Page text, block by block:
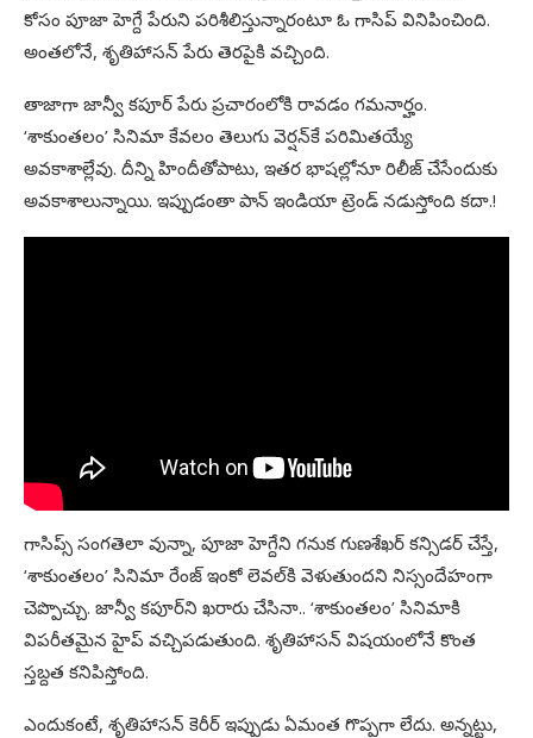
కోసం పూజా హెగ్దే పేరుని పరిశీలిస్తున్నారంటూ ఓ గాసిప్‌ వినిపించింది.
అంతలోనే, శృతిహాసన్‌ పేరు తెరపైకి వచ్చింది.
తాజాగా జాన్వీ కపూర్‌ పేరు ప్రచారంలోకి రావడం గమనార్హం.
‘శాకుంతలం’ సినిమా కేవలం తెలుగు వెర్షన్‌కే పరిమితయ్యే
అవకాశాల్లేవు. దీన్ని హిందీతోపాటు, ఇతర భాషల్లోనూ రిలీజ్‌ చేసేందుకు
అవకాశాలున్నాయి. ఇప్పుడంతా పాన్‌ ఇండియా ట్రెండ్‌ నడుస్తోంది కదా.!
గాసిప్స్‌ సంగతెలా వున్నా, పూజా హెగ్దేని గనుక గుణశేఖర్‌ కన్సిడర్‌ చేస్తే,
‘శాకుంతలం’ సినిమా రేంజ్‌ ఇంకో లెవల్‌కి వెళుతుందని నిస్సందేహంగా
చెప్పొచ్చు. జాన్వీ కపూర్‌ని ఖరారు చేసినా.. ‘శాకుంతలం’ సినిమాకి
విపరీతమైన హైప్‌ వచ్చిపడుతుంది. శృతిహాసన్‌ విషయంలోనే కొంత
స్తబ్దత కనిపిస్తోంది.
ఎందుకంటే, శృతిహాసన్‌ కెరీర్‌ ఇప్పుడు ఏమంత గొప్పగా లేదు. అన్నట్టు,